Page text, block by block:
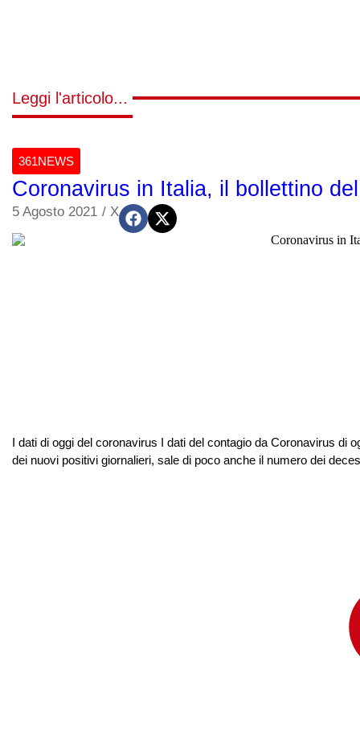
Leggi l'articolo...
361NEWS
Coronavirus in Italia, il bollettino
5 Agosto 2021 / X
I dati di oggi del coronavirus I dati del contagio da Coronavirus di
dei nuovi positivi giornalieri, sale di poco anche il numero dei